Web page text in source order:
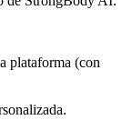
plataforma (con